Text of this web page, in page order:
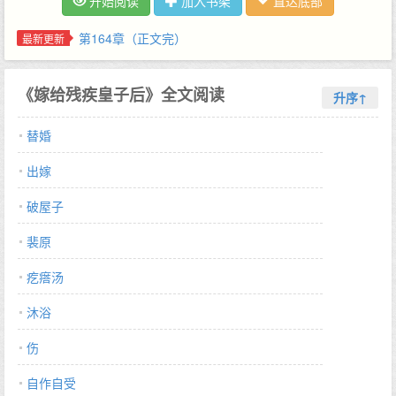
反倒很高兴。这里没有勾心斗角的姐妹，没有刻薄的主母，她想做
什么就做什么，养养鸡种种菜，两个人也能生活得很好。 就是这个
墙，一次暗算，裴原身负重伤。 残了一条腿躺在床上时，他本以为
这辈子就废了。 不料新娶的小妻子蓦然闯进他生命中，含香带笑，
像迷雾中的一束光。 他怎么舍得只对她好一点，他要将她捧成心尖
尖儿。 成婚时的聘礼只有三袋小米，如今江山为聘，博她一笑。 #
治愈系小暖文，很甜# #小两口过日子日常# 排雷： 1. 女主温柔呆
萌型，擅长做饭做手工，没心机，非女强 2. 男主能治好 3. 男主土
匪糙汉属性，不是温和类皇子 4. 弃文不必告知，有缘再见…
最新更新 第164章（正文完）
《嫁给残疾皇子后》全文阅读 升序↑
替婚
出嫁
破屋子
裴原
疙瘩汤
沐浴
伤
自作自受